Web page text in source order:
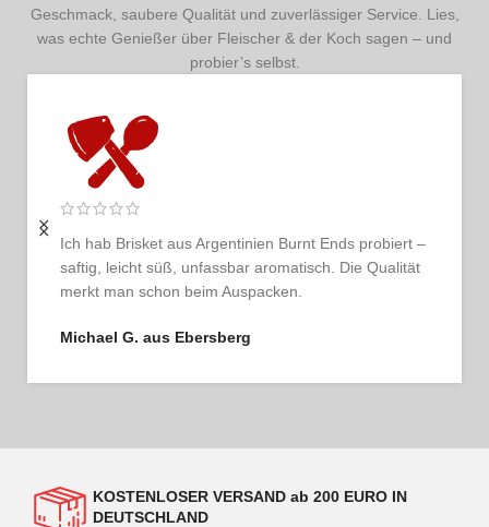
Geschmack, saubere Qualität und zuverlässiger Service. Lies,
was echte Genießer über Fleischer & der Koch sagen – und
probier’s selbst.
Ich bestelle regelmäßig und bin jedes Mal begeistert.
Das Fleisch ist tadellos, der Service persönlich und
ehrlich. So schmeckt Vertrauen.
Thomas G. aus Hamburg
KOSTENLOSER VERSAND ab 200 EURO IN
DEUTSCHLAND